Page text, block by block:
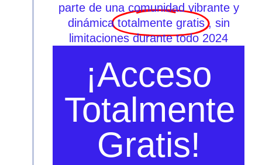
parte de una comunidad vibrante y
dinámica totalmente gratis , sin
limitaciones durante todo 2024
¡Acceso
Totalmente
Gratis!